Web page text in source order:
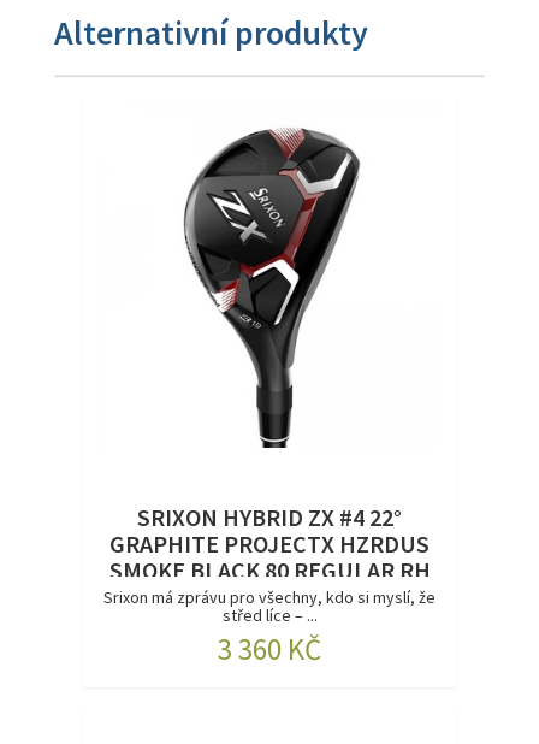
Alternativní produkty
SRIXON HYBRID ZX #4 22°
GRAPHITE PROJECTX HZRDUS
SMOKE BLACK 80 REGULAR RH
DEMO
Srixon má zprávu pro všechny, kdo si myslí, že
střed líce – ...
3 360 KČ